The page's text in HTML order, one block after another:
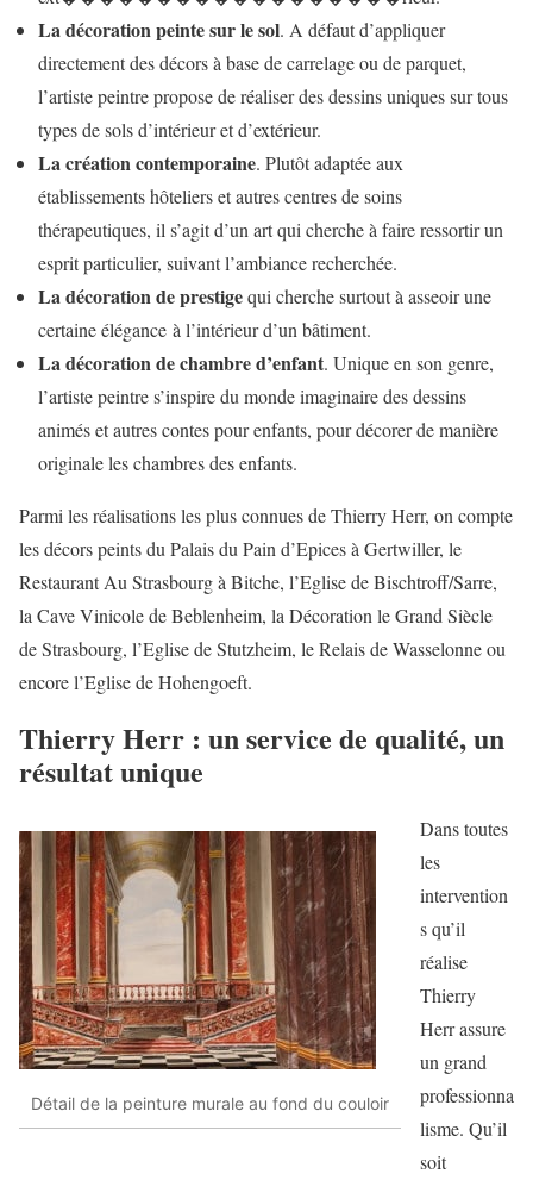
La décoration peinte sur le sol. A défaut d’appliquer
directement des décors à base de carrelage ou de parquet,
l’artiste peintre propose de réaliser des dessins uniques sur tous
types de sols d’intérieur et d’extérieur.
La création contemporaine. Plutôt adaptée aux
établissements hôteliers et autres centres de soins
thérapeutiques, il s’agit d’un art qui cherche à faire ressortir un
esprit particulier, suivant l’ambiance recherchée.
La décoration de prestigequi cherche surtout à asseoir une
certaine élégance à l’intérieur d’un bâtiment.
La décoration de chambre d’enfant. Unique en son genre,
l’artiste peintre s’inspire du monde imaginaire des dessins
animés et autres contes pour enfants, pour décorer de manière
originale les chambres des enfants.
Parmi les réalisations les plus connues de Thierry Herr, on compte
les décors peints du Palais du Pain d’Epices à Gertwiller, le
Restaurant Au Strasbourg à Bitche, l’Eglise de Bischtroff/Sarre,
la Cave Vinicole de Beblenheim, la Décoration le Grand Siècle
de Strasbourg, l’Eglise de Stutzheim, le Relais de Wasselonne ou
encore l’Eglise de Hohengoeft.
Thierry Herr : un service de qualité, un
résultat unique
Détail de la peinture murale au fond du couloir
Dans toutes
les
intervention
s qu’il
réalise
Thierry
Herr assure
un grand
professionna
lisme. Qu’il
soit